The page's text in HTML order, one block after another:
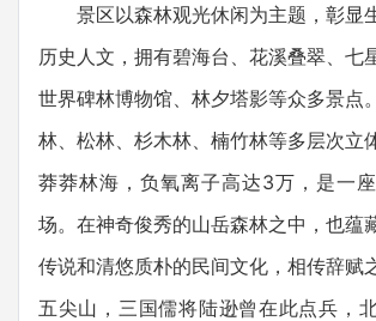
景区以森林观光休闲为主题，彰显
历史人文，拥有碧海台、花溪叠翠、七
世界碑林博物馆、林夕塔影等众多景点
林、松林、杉木林、楠竹林等多层次立
莽莽林海，负氧离子高达3万，是一
场。在神奇俊秀的山岳森林之中，也蕴
传说和清悠质朴的民间文化，相传辞赋
五尖山，三国儒将陆逊曾在此点兵，